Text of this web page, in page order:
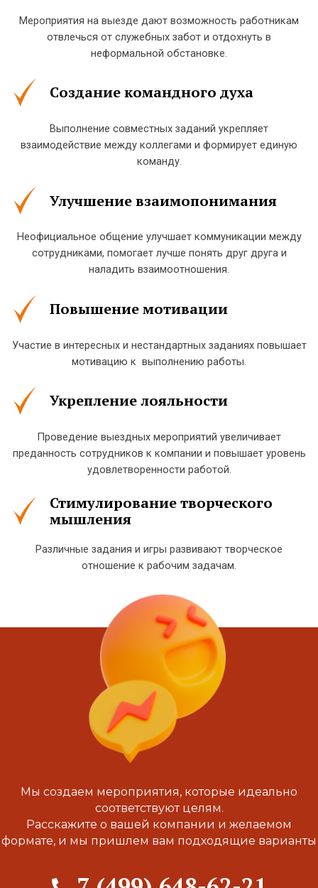
Мероприятия на выезде дают возможность работникам
отвлечься от служебных забот и отдохнуть в
неформальной обстановке.
Создание командного духа
Выполнение совместных заданий укрепляет
взаимодействие между коллегами и формирует единую
команду.
Улучшение взаимопонимания
Неофициальное общение улучшает коммуникации между
сотрудниками, помогает лучше понять друг друга и
наладить взаимоотношения.
Повышение мотивации
Участие в интересных и нестандартных заданиях повышает
мотивацию к выполнению работы.
Укрепление лояльности
Проведение выездных мероприятий увеличивает
преданность сотрудников к компании и повышает уровень
удовлетворенности работой.
Стимулирование творческого
мышления
Различные задания и игры развивают творческое
отношение к рабочим задачам.
Мы создаем мероприятия, которые идеально
соответствуют целям.
Расскажите о вашей компании и желаемом
формате, и мы пришлем вам подходящие варианты